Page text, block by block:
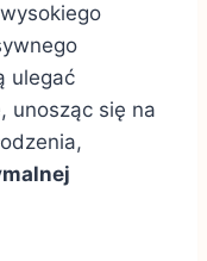
ulegać
unosząc się na